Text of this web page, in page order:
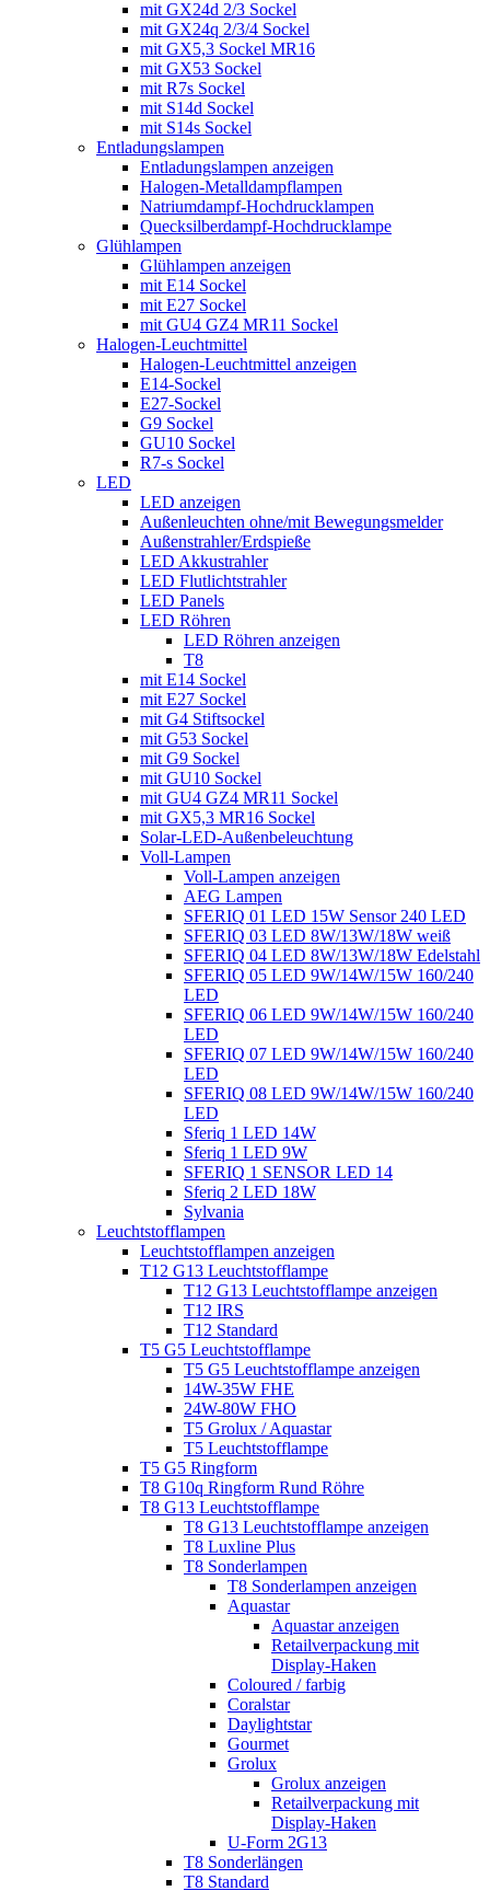
mit GX24d 2/3 Sockel
mit GX24q 2/3/4 Sockel
mit GX5,3 Sockel MR16
mit GX53 Sockel
mit R7s Sockel
mit S14d Sockel
mit S14s Sockel
Entladungslampen
Entladungslampen anzeigen
Halogen-Metalldampflampen
Natriumdampf-Hochdrucklampen
Quecksilberdampf-Hochdrucklampe
Glühlampen
Glühlampen anzeigen
mit E14 Sockel
mit E27 Sockel
mit GU4 GZ4 MR11 Sockel
Halogen-Leuchtmittel
Halogen-Leuchtmittel anzeigen
E14-Sockel
E27-Sockel
G9 Sockel
GU10 Sockel
R7-s Sockel
LED
LED anzeigen
Außenleuchten ohne/mit Bewegungsmelder
Außenstrahler/Erdspieße
LED Akkustrahler
LED Flutlichtstrahler
LED Panels
LED Röhren
LED Röhren anzeigen
T8
mit E14 Sockel
mit E27 Sockel
mit G4 Stiftsockel
mit G53 Sockel
mit G9 Sockel
mit GU10 Sockel
mit GU4 GZ4 MR11 Sockel
mit GX5,3 MR16 Sockel
Solar-LED-Außenbeleuchtung
Voll-Lampen
Voll-Lampen anzeigen
AEG Lampen
SFERIQ 01 LED 15W Sensor 240 LED
SFERIQ 03 LED 8W/13W/18W weiß
SFERIQ 04 LED 8W/13W/18W Edelstahl
SFERIQ 05 LED 9W/14W/15W 160/240
LED
SFERIQ 06 LED 9W/14W/15W 160/240
LED
SFERIQ 07 LED 9W/14W/15W 160/240
LED
SFERIQ 08 LED 9W/14W/15W 160/240
LED
Sferiq 1 LED 14W
Sferiq 1 LED 9W
SFERIQ 1 SENSOR LED 14
Sferiq 2 LED 18W
Sylvania
Leuchtstofflampen
Leuchtstofflampen anzeigen
T12 G13 Leuchtstofflampe
T12 G13 Leuchtstofflampe anzeigen
T12 IRS
T12 Standard
T5 G5 Leuchtstofflampe
T5 G5 Leuchtstofflampe anzeigen
14W-35W FHE
24W-80W FHO
T5 Grolux / Aquastar
T5 Leuchtstofflampe
T5 G5 Ringform
T8 G10q Ringform Rund Röhre
T8 G13 Leuchtstofflampe
T8 G13 Leuchtstofflampe anzeigen
T8 Luxline Plus
T8 Sonderlampen
T8 Sonderlampen anzeigen
Aquastar
Aquastar anzeigen
Retailverpackung mit
Display-Haken
Coloured / farbig
Coralstar
Daylightstar
Gourmet
Grolux
Grolux anzeigen
Retailverpackung mit
Display-Haken
U-Form 2G13
T8 Sonderlängen
T8 Standard